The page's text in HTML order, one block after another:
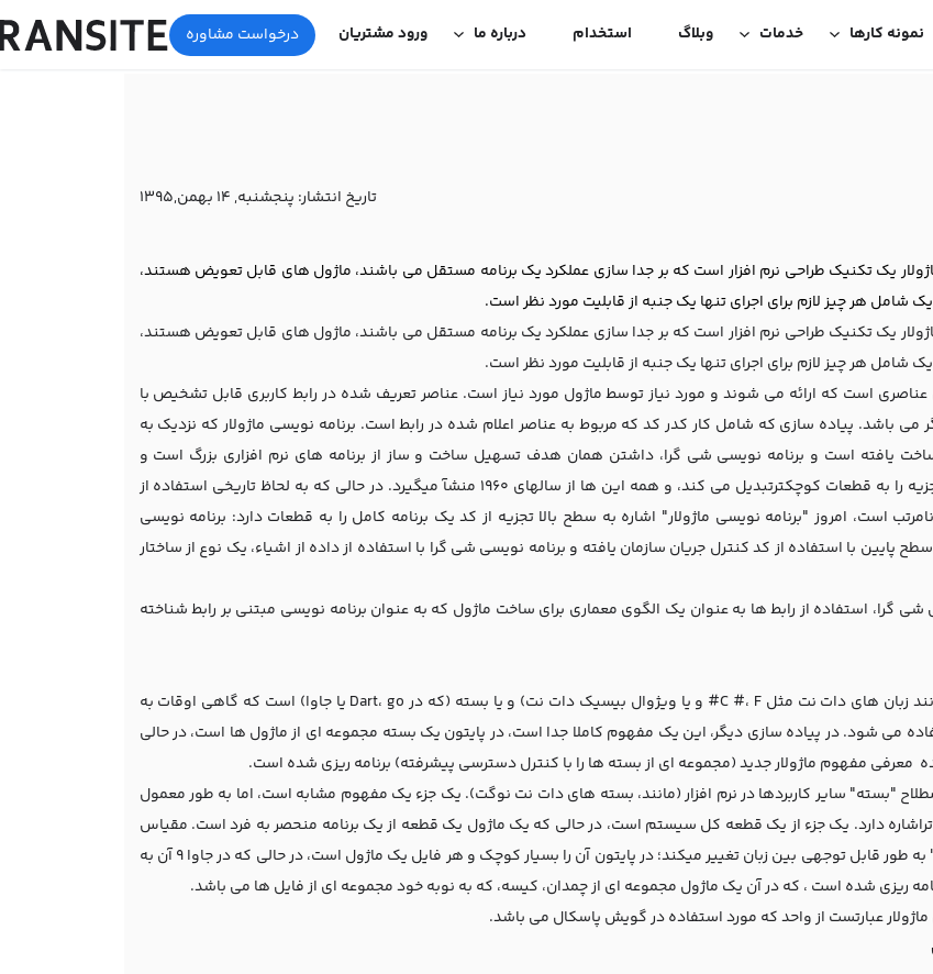
نمونه کارها خدمات وبلاگ استخدام درباره ما ورود مشتریان درخواست مشاوره
تاریخ انتشار: پنجشنبه, 14 بهمن,1395
یک تکنیک طراحی نرم افزار است که بر جدا سازی عملکرد یک برنامه مستقل می باشند، ماژول های قابل تعویض هستند،
شامل هر چیز لازم برای اجرای تنها یک جنبه از قابلیت مورد نظر است.
یک تکنیک طراحی نرم افزار است که بر جدا سازی عملکرد یک برنامه مستقل می باشند، ماژول های قابل تعویض هستند،
شامل هر چیز لازم برای اجرای تنها یک جنبه از قابلیت مورد نظر است.
عناصری است که ارائه می شوند و مورد نیاز توسط ماژول مورد نیاز است. عناصر تعریف شده در رابط کاربری قابل تشخیص با
می باشد. پیاده سازی که شامل کار کدر کد که مربوط به عناصر اعلام شده در رابط است. برنامه نویسی ماژولار که نزدیک به
یافته است و برنامه نویسی شی گرا، داشتن همان هدف تسهیل ساخت و ساز از برنامه های نرم افزاری بزرگ است و
سیستم های تجزیه را به قطعات کوچکترتبدیل می کند، و همه این ها از سالهای 1960 منشآ میگیرد. در حالی که به لحاظ تاریخی استفاده از
است، امروز "برنامه نویسی ماژولار" اشاره به سطح بالا تجزیه از کد یک برنامه کامل را به قطعات دارد: برنامه نویسی
پایین با استفاده از کد کنترل جریان سازمان یافته و برنامه نویسی شی گرا با استفاده از داده از اشیاء، یک نوع از ساختار
شی گرا، استفاده از رابط ها به عنوان یک الگوی معماری برای ساخت ماژول که به عنوان برنامه نویسی مبتنی بر رابط شناخته
دوره مونتاژ (مانند زبان های دات نت مثل C #، F# و یا ویژوال بیسیک دات نت) و یا بسته (که در Dart، go یا جاوا) است که گاهی اوقات به
می شود. در پیاده سازی دیگر، این یک مفهوم کاملا جدا است، در پایتون یک بسته مجموعه ای از ماژول ها است، در حالی
"بسته" سایر کاربردها در نرم افزار (مانند، بسته های دات نت نوگت). یک جزء یک مفهوم مشابه است، اما به طور معمول
دارد. یک جزء از یک قطعه کل سیستم است، در حالی که یک ماژول یک قطعه از یک برنامه منحصر به فرد است. مقیاس
اصطلاح "ماژول" به طور قابل توجهی بین زبان تغییر میکند؛ در پایتون آن را بسیار کوچک و هر فایل یک ماژول است، در حالی که در جاوا 9 آن به
ریزی شده است ، که در آن یک ماژول مجموعه ای از چمدان، کیسه، که به نوبه خود مجموعه ای از فایل ها می باشد.
ماژولار عبارتست از واحد که مورد استفاده در گویش پاسکال می باشد.